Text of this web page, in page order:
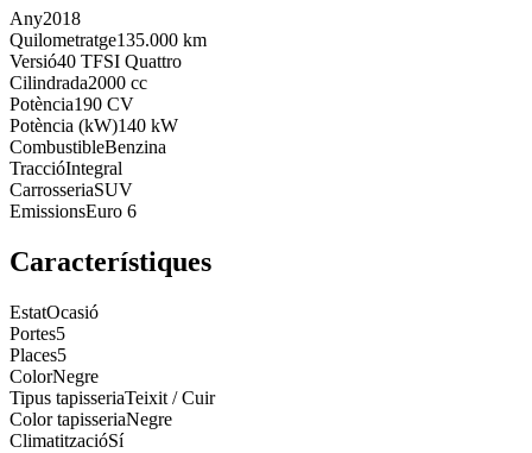
Any2018
Quilometratge135.000 km
Versió40 TFSI Quattro
Cilindrada2000 cc
Potència190 CV
Potència (kW)140 kW
CombustibleBenzina
TraccióIntegral
CarrosseriaSUV
EmissionsEuro 6
Característiques
EstatOcasió
Portes5
Places5
ColorNegre
Tipus tapisseriaTeixit / Cuir
Color tapisseriaNegre
ClimatitzacióSí